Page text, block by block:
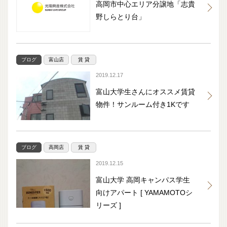
高岡市中心エリア分譲地「志貴
野しらとり台」
ブログ 富山店 賃 貸
2019.12.17
富山大学生さんにオススメ賃貸
物件！サンルーム付き1Kです
ブログ 高岡店 賃 貸
2019.12.15
富山大学 高岡キャンパス学生
向けアパート [ YAMAMOTOシ
リーズ ]